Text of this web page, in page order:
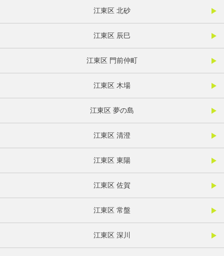
江東区 北砂
江東区 辰巳
江東区 門前仲町
江東区 木場
江東区 夢の島
江東区 清澄
江東区 東陽
江東区 佐賀
江東区 常盤
江東区 深川